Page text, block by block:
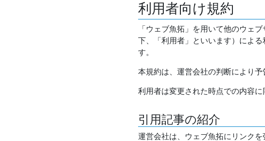
利用者向け規約
「ウェブ魚拓」を用いて他のウェ
下、「利用者」といいます）によ
す。
本規約は、運営会社の判断により予
利用者は変更された時点での内容
引用記事の紹介
運営会社は、ウェブ魚拓にリンク